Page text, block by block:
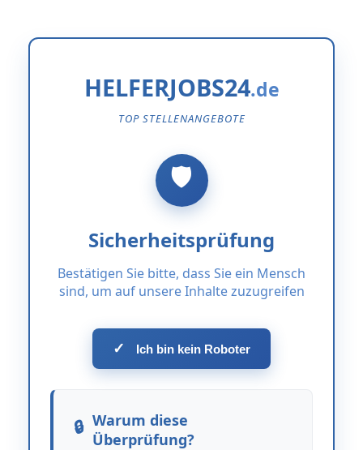
HELFERJOBS24
TOP STELLENANGEBOTE
Sicherheitsprüfung
Bestätigen Sie bitte, dass Sie ein Mensch
sind, um auf unsere Inhalte zuzugreifen
✓ Ich bin kein Roboter
Warum diese
Überprüfung?